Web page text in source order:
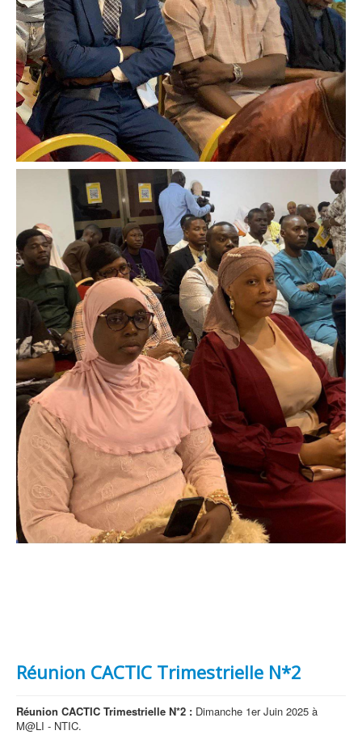
Réunion CACTIC Trimestrielle N*2
Réunion CACTIC Trimestrielle N*2 : Dimanche 1er Juin 2025 à
M@LI - NTIC.